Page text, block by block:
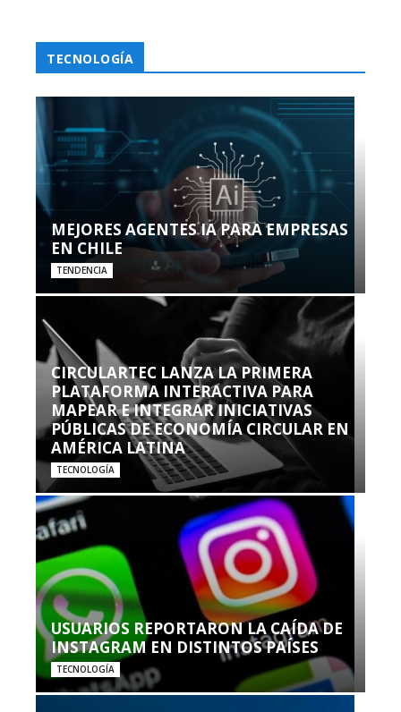
TECNOLOGÍA
MEJORES AGENTES IA PARA EMPRESAS
EN CHILE
TENDENCIA
CIRCULARTEC LANZA LA PRIMERA
PLATAFORMA INTERACTIVA PARA
MAPEAR E INTEGRAR INICIATIVAS
PÚBLICAS DE ECONOMÍA CIRCULAR EN
AMÉRICA LATINA
TECNOLOGÍA
USUARIOS REPORTARON LA CAÍDA DE
INSTAGRAM EN DISTINTOS PAÍSES
TECNOLOGÍA